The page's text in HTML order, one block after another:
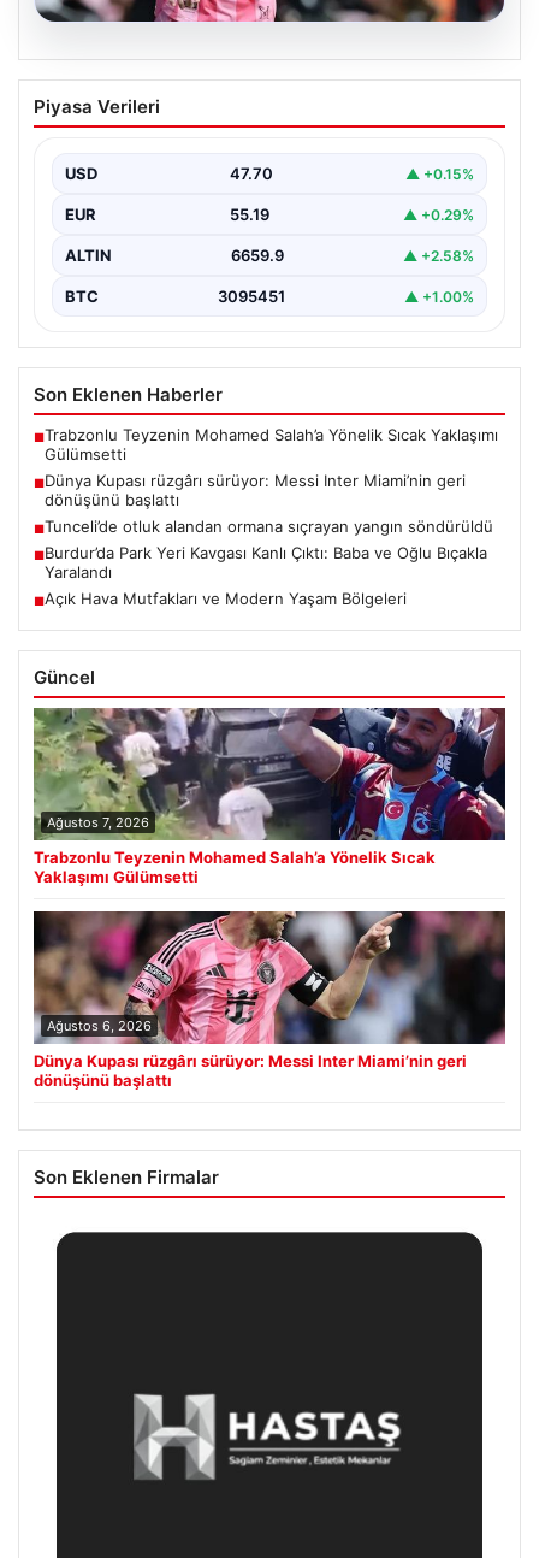
06.08.2026
Dünya Kupası rüzgârı sürüyor: Messi
Inter Miami’nin geri dönüşünü başlattı
karşısında geriye düştüğü bir mücadelede sahadan…
Piyasa Verileri
USD 47.70 ▲ +0.15%
EUR 55.19 ▲ +0.29%
ALTIN 6659.9 ▲ +2.58%
BTC 3095451 ▲ +1.00%
Son Eklenen Haberler
■Trabzonlu Teyzenin Mohamed Salah’a Yönelik Sıcak Yaklaşımı
Gülümsetti
■Dünya Kupası rüzgârı sürüyor: Messi Inter Miami’nin geri
dönüşünü başlattı
■Tunceli’de otluk alandan ormana sıçrayan yangın söndürüldü
■Burdur’da Park Yeri Kavgası Kanlı Çıktı: Baba ve Oğlu Bıçakla
Yaralandı
■Açık Hava Mutfakları ve Modern Yaşam Bölgeleri
Güncel
Ağustos 7, 2026
Trabzonlu Teyzenin Mohamed Salah’a Yönelik Sıcak
Yaklaşımı Gülümsetti
Ağustos 6, 2026
Dünya Kupası rüzgârı sürüyor: Messi Inter Miami’nin geri
dönüşünü başlattı
Son Eklenen Firmalar